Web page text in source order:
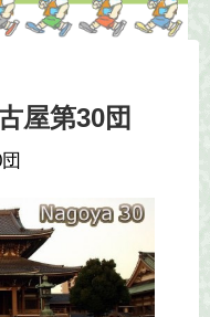
屋第30団